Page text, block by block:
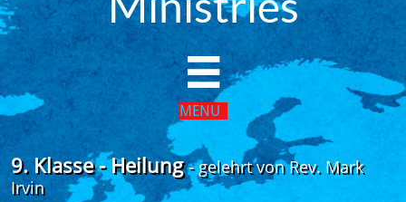

MENU​
9. Klasse - Heilung - gelehrt von Rev. Mark
Irvin